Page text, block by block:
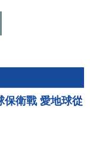
保衛戰 愛地球從